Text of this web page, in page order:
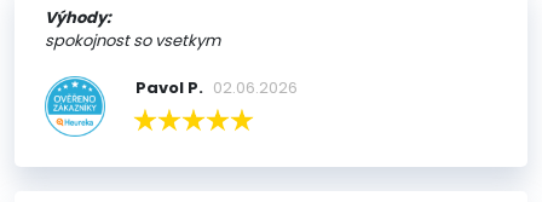
Výhody:
spokojnost so vsetkym
Pavol P. 02.06.2026